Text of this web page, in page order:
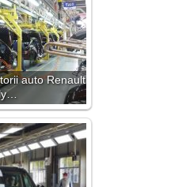
auto Renault